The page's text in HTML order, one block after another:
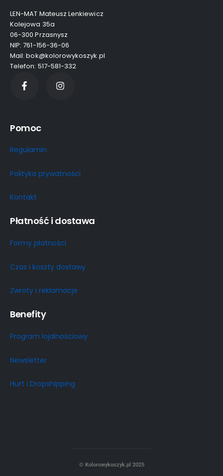
LEN-MAT Mateusz Lenkiewicz
Kolejowa 35a
06-300 Przasnysz
NIP: 761-156-36-06
Mail: bok@kolorowykoszyk.pl
Telefon: 517-581-332
Pomoc
Regulamin
Polityka prywatności
Kontakt
Płatność i dostawa
Formy płatności
Czas i koszty dostawy
Zwroty i reklamacje
Benefity
Program lojalnościowy
Newsletter
Hurt i Dropshipping
© Kolorowykoszyk.pl 2025